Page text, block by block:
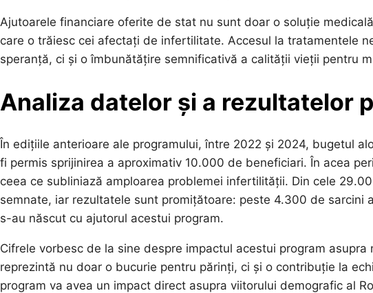
Ajutoarele financiare oferite de stat nu sunt doar o soluție
care o trăiesc cei afectați de infertilitate. Accesul la tratamentele
speranță, ci și o îmbunătățire semnificativă a calității vieții pentru
Analiza datelor și a rezultatelor
În edițiile anterioare ale programului, între 2022 și 2024, bugetul
fi permis sprijinirea a aproximativ 10.000 de beneficiari. În acea
ceea ce subliniază amploarea problemei infertilității. Din cele
semnate, iar rezultatele sunt promițătoare: peste 4.300 de sarcini
s-au născut cu ajutorul acestui program.
Cifrele vorbesc de la sine despre impactul acestui program
reprezintă nu doar o bucurie pentru părinți, ci și o contribuție la
program va avea un impact direct asupra viitorului demografic al